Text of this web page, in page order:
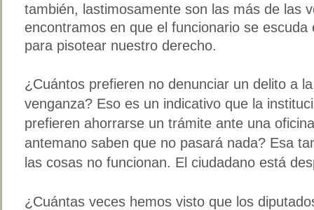
también, lastimosamente son las más de las
encontramos en que el funcionario se
para pisotear nuestro derecho.
¿Cuántos prefieren no denunciar un delito a
venganza? Eso es un indicativo que la
prefieren ahorrarse un trámite ante una
antemano saben que no pasará nada? Esa
las cosas no funcionan. El ciudadano está
¿Cuántas veces hemos visto que los